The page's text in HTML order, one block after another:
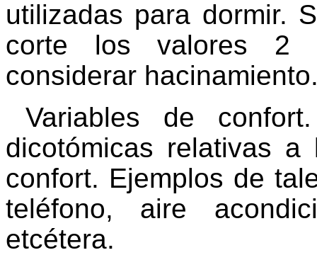
utilizadas para dormir.
corte los valores 2
considerar
Variables de
dicotómicas relativas
confort. Ejemplos de
teléfono, aire
etcétera.